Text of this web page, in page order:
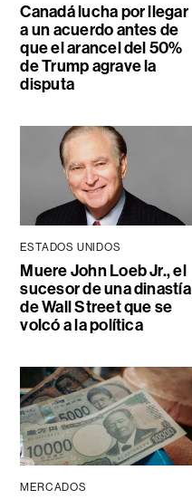
Canadá lucha por llegar
a un acuerdo antes de
que el arancel del 50%
de Trump agrave la
disputa
ESTADOS UNIDOS
Muere John Loeb Jr., el
sucesor de una dinastía
de Wall Street que se
volcó a la política
MERCADOS